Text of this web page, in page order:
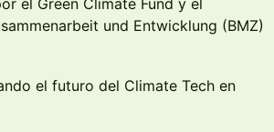
el Green Climate Fund y el
und Entwicklung (BMZ)
el futuro del Climate Tech en